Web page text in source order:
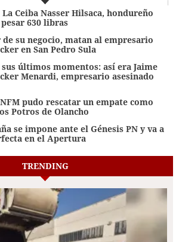
Ceiba Nasser Hilsaca, hondureño
630 libras
su negocio, matan al empresario
en San Pedro Sula
últimos momentos: así era Jaime
Menardi​​​, empresario asesinado
pudo rescatar un empate como
Potros de Olancho
se impone ante el Génesis PN y va a
en el Apertura
TRENDING